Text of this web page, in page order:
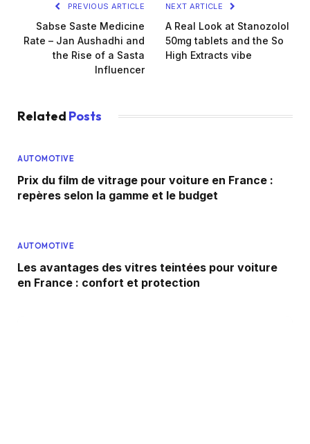
PREVIOUS ARTICLE
Sabse Saste Medicine
Rate – Jan Aushadhi and
the Rise of a Sasta
Influencer
NEXT ARTICLE
A Real Look at Stanozolol
50mg tablets and the So
High Extracts vibe
Related Posts
AUTOMOTIVE
Prix du film de vitrage pour voiture en France :
repères selon la gamme et le budget
AUTOMOTIVE
Les avantages des vitres teintées pour voiture
en France : confort et protection